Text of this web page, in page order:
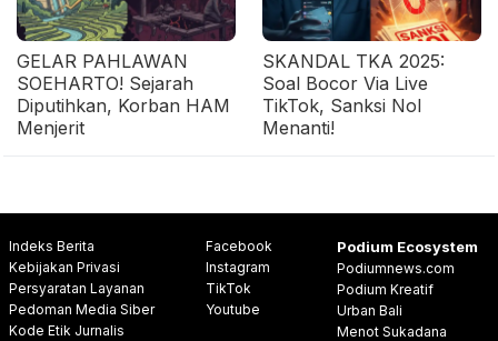
GELAR PAHLAWAN
SOEHARTO! Sejarah
Diputihkan, Korban HAM
Menjerit
SKANDAL TKA 2025:
Soal Bocor Via Live
TikTok, Sanksi Nol
Menanti!
Indeks Berita
Kebijakan Privasi
Persyaratan Layanan
Pedoman Media Siber
Kode Etik Jurnalis
Facebook
Instagram
TikTok
Youtube
Podium Ecosystem
Podiumnews.com
Podium Kreatif
Urban Bali
Menot Sukadana